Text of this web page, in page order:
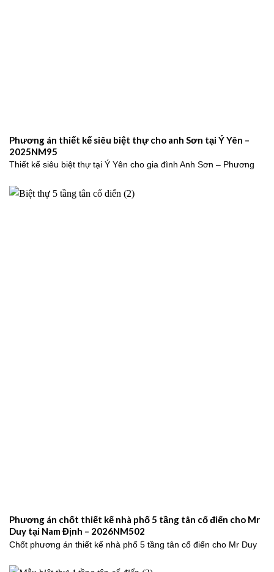
Phương án thiết kế siêu biệt thự cho anh Sơn tại Ý Yên –
2025NM95
Thiết kế siêu biệt thự tại Ý Yên cho gia đình Anh Sơn – Phương
Phương án chốt thiết kế nhà phố 5 tầng tân cổ điển cho Mr
Duy tại Nam Định – 2026NM502
Chốt phương án thiết kế nhà phố 5 tầng tân cổ điển cho Mr Duy